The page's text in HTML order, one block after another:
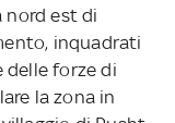
nord est di
inquadrati
delle forze di
la zona in